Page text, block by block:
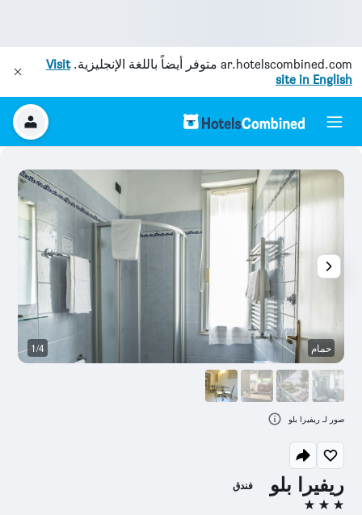
ar.hotelscombined.com متوفر أيضاً باللغة الإنجليزية.Visit
site in English
ريفيرا بلو فندق
3 نجوم
حمام 1/4
صور لـ ريفيرا بلو